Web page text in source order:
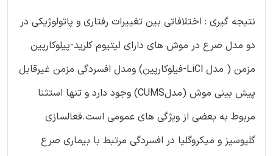
نتیجه گیری : اختلافاتی بین تغییرات رفتاری و پاتولوژیکی در
دو مدل صرع در موش های دارای لیتیوم کلرید-پیلوکارپین
مزمن ( مدل LiCl-فیلوکارپین) ومدل افسردگی مزمن غیرقابل
پیش بینی موش (مدلCUMS) وجود دارد و تنها استثنا
مربوط به بعضی از ویژگی های عمومی است.فعالسازی
گلیوسیز و میکروگلیا در افسردگی مرتبط با بیماری صرع